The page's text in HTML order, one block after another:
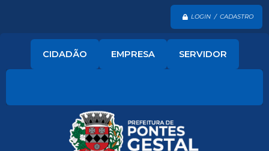
LOGIN / CADASTRO
CIDADÃO EMPRESA SERVIDOR